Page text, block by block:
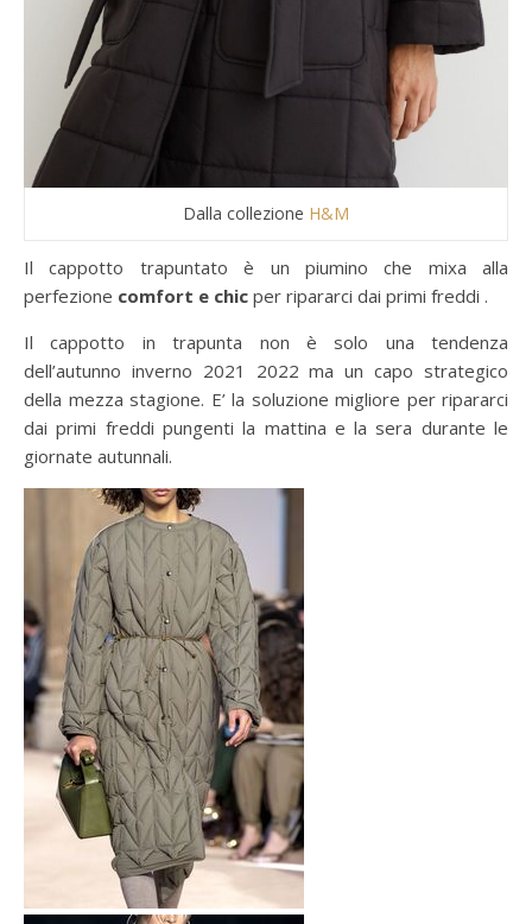
Dalla collezione H&M
Il cappotto trapuntato è un piumino che mixa alla
perfezione comfort e chic per ripararci dai primi freddi .
Il cappotto in trapunta non è solo una tendenza
dell’autunno inverno 2021 2022 ma un capo strategico
della mezza stagione. E’ la soluzione migliore per ripararci
dai primi freddi pungenti la mattina e la sera durante le
giornate autunnali.